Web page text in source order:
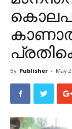
By Publisher - May